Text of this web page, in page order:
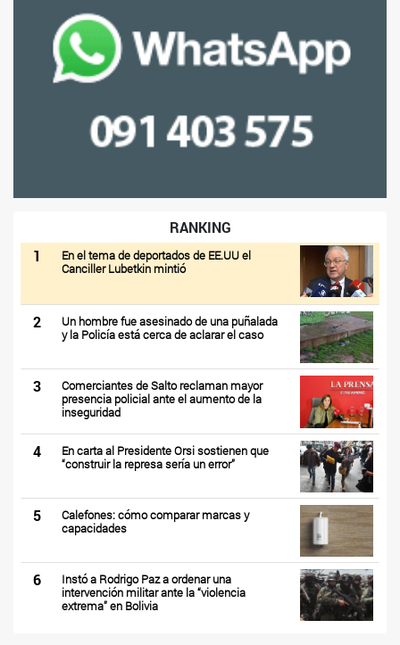
RANKING
1
En el tema de deportados de EE.UU el
Canciller Lubetkin mintió
2
Un hombre fue asesinado de una puñalada
y la Policía está cerca de aclarar el caso
3
Comerciantes de Salto reclaman mayor
presencia policial ante el aumento de la
inseguridad
4
En carta al Presidente Orsi sostienen que
“construir la represa sería un error”
5
Calefones: cómo comparar marcas y
capacidades
6
Instó a Rodrigo Paz a ordenar una
intervención militar ante la “violencia
extrema” en Bolivia